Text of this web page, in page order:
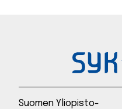
Suomen Yliopisto-